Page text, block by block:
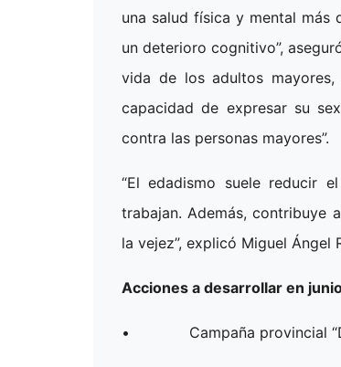
una salud física y mental más
un deterioro cognitivo”,
vida de los adultos
capacidad de expresar su
contra las personas mayores”.
“El edadismo suele reducir
trabajan. Además, contribuye
la vejez”, explicó Miguel Ángel
Acciones a desarrollar en
• Campaña provincial